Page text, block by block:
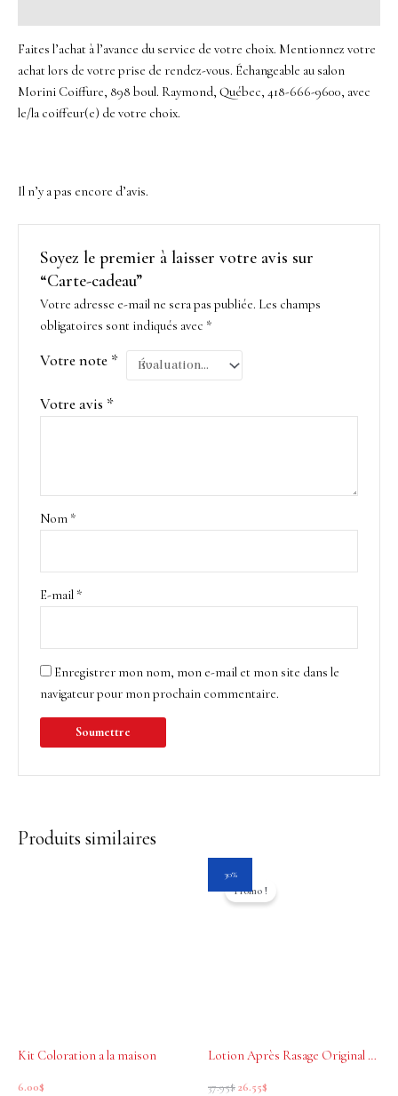
Faites l’achat à l’avance du service de votre choix. Mentionnez votre
achat lors de votre prise de rendez-vous. Échangeable au salon
Morini Coiffure, 898 boul. Raymond, Québec, 418-666-9600, avec
le/la coiffeur(e) de votre choix.
Il n’y a pas encore d’avis.
Soyez le premier à laisser votre avis sur
“Carte-cadeau”
Votre adresse e-mail ne sera pas publiée. Les champs
obligatoires sont indiqués avec *
Votre note *
Votre avis *
Nom *
E-mail *
Enregistrer mon nom, mon e-mail et mon site dans le
navigateur pour mon prochain commentaire.
Produits similaires
Kit Coloration a la maison
6.00$
30%
Promo !
Lotion Après Rasage Original Barber’s 50 ml
37.95$
initial
26.55$
prix
actuel